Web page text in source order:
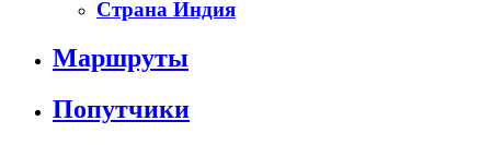
Страна Индия
Маршруты
Попутчики